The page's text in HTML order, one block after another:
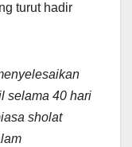
turut hadir
selama 40 hari
sholat